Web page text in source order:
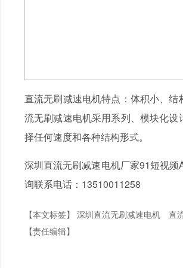
直流无刷减速电机特点：体积小、
流无刷减速电机采用系列、模块化
择任何速度和各种结构形式。
深圳直流无刷减速电机厂家91短视
询联系电话：13510011258
【本文标签】 深圳直流无刷减速电机
直
【责任编辑】